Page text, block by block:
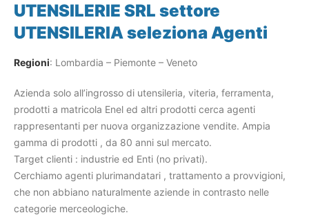
UTENSILERIE SRL settore
UTENSILERIA seleziona Agenti
Regioni: Lombardia – Piemonte – Veneto
Azienda solo all’ingrosso di utensileria, viteria, ferramenta,
prodotti a matricola Enel ed altri prodotti cerca agenti
rappresentanti per nuova organizzazione vendite. Ampia
gamma di prodotti , da 80 anni sul mercato.
Target clienti : industrie ed Enti (no privati).
Cerchiamo agenti plurimandatari , trattamento a provvigioni,
che non abbiano naturalmente aziende in contrasto nelle
categorie merceologiche.